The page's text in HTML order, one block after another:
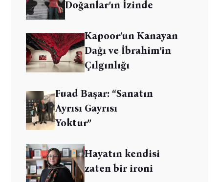
Doğanlar’ın İzinde
Kapoor’un Kanayan
Dağı ve İbrahim’in
Çılgınlığı
Fuad Başar: “Sanatın
Ayrısı Gayrısı
Yoktur”
Hayatın kendisi
zaten bir ironi